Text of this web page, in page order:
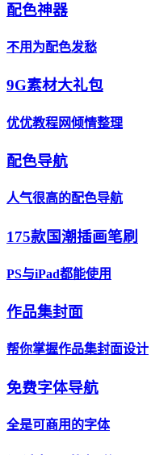
配色神器
不用为配色发愁
9G素材大礼包
优优教程网倾情整理
配色导航
人气很高的配色导航
175款国潮插画笔刷
PS与iPad都能使用
作品集封面
帮你掌握作品集封面设计
免费字体导航
全是可商用的字体